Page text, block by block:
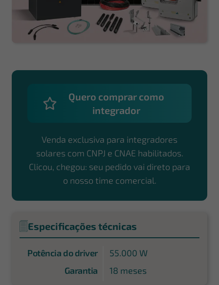
Quero comprar como
integrador
Venda exclusiva para integradores
solares com CNPJ e CNAE habilitados.
Clicou, chegou: seu pedido vai direto para
o nosso time comercial.
Especificações técnicas
Potência do driver
55.000 W
Garantia
18 meses